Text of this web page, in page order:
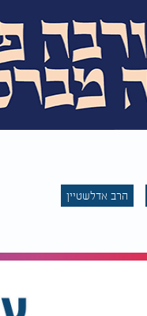
הרב אדלשטיין